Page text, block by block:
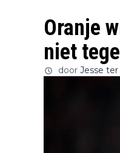
Oranje
niet
door Jesse ter